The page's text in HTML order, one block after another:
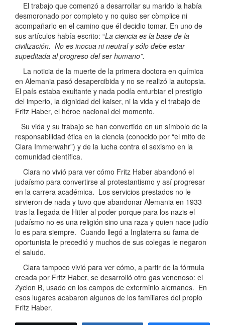
El trabajo que comenzó a desarrollar su marido la había
desmoronado por completo y no quiso ser còmplice ni
acompañarlo en el camino que él decidio tomar. En uno de
sus artículos había escrito: “La ciencia es la base de la
civilización. No es inocua ni neutral y sólo debe estar
supeditada al progreso del ser humano”.
La noticia de la muerte de la primera doctora en química
en Alemania pasó desapercibida y no se realizó la autopsia.
El país estaba exultante y nada podía enturbiar el prestigio
del imperio, la dignidad del kaiser, ni la vida y el trabajo de
Fritz Haber, el héroe nacional del momento.
Su vida y su trabajo se han convertido en un símbolo de la
responsabilidad ética en la ciencia (conocido por “el mito de
Clara Immerwahr”) y de la lucha contra el sexismo en la
comunidad científica.
Clara no vivió para ver cómo Fritz Haber abandonó el
judaísmo para convertirse al protestantismo y así progresar
en la carrera académica. Los servicios prestados no le
sirvieron de nada y tuvo que abandonar Alemania en 1933
tras la llegada de Hitler al poder porque para los nazis el
judaísmo no es una religión sino una raza y quien nace judío
lo es para siempre. Cuando llegó a Inglaterra su fama de
oportunista le precedió y muchos de sus colegas le negaron
el saludo.
Clara tampoco vivió para ver cómo, a partir de la fórmula
creada por Fritz Haber, se desarrolló otro gas venenoso: el
Zyclon B, usado en los campos de exterminio alemanes. En
esos lugares acabaron algunos de los familiares del propio
Fritz Haber.